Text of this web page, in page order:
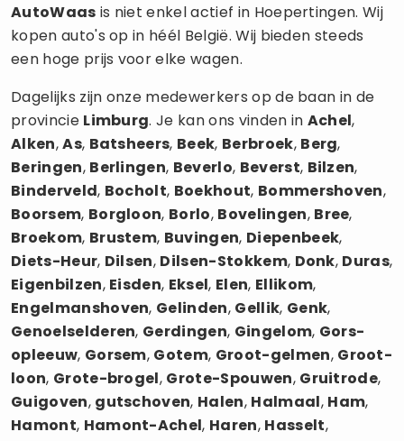
AutoWaas is niet enkel actief in Hoepertingen. Wij
kopen auto's op in héél België. Wij bieden steeds
een hoge prijs voor elke wagen.
Dagelijks zijn onze medewerkers op de baan in de
provincie Limburg. Je kan ons vinden in Achel,
Alken,As, Batsheers, Beek, Berbroek, Berg,
Beringen, Berlingen, Beverlo, Beverst, Bilzen,
Binderveld, Bocholt, Boekhout, Bommershoven,
Boorsem, Borgloon, Borlo, Bovelingen, Bree,
Broekom, Brustem, Buvingen, Diepenbeek,
Diets-Heur, Dilsen, Dilsen-Stokkem, Donk, Duras,
Eigenbilzen, Eisden, Eksel, Elen, Ellikom,
Engelmanshoven, Gelinden, Gellik, Genk,
Genoelselderen, Gerdingen, Gingelom, Gors-
opleeuw, Gorsem, Gotem, Groot-gelmen, Groot-
loon, Grote-brogel, Grote-Spouwen, Gruitrode,
Guigoven, gutschoven, Halen, Halmaal, Ham,
Hamont, Hamont-Achel, Haren, Hasselt,